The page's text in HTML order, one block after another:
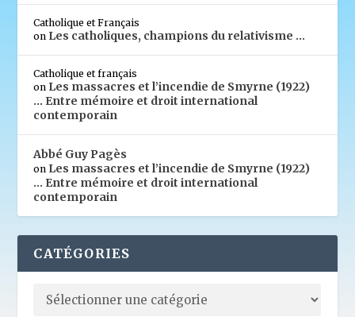
Catholique et Français
on Les catholiques, champions du relativisme …
Catholique et français
on Les massacres et l’incendie de Smyrne (1922)
… Entre mémoire et droit international
contemporain
Abbé Guy Pagès
on Les massacres et l’incendie de Smyrne (1922)
… Entre mémoire et droit international
contemporain
CATÉGORIES